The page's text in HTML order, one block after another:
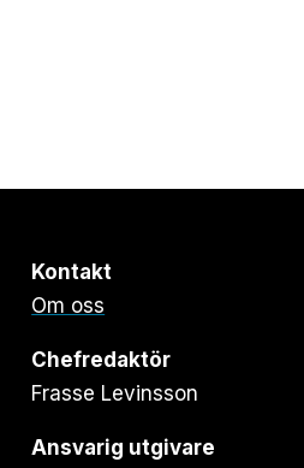
Kontakt
Om oss
Chefredaktör
Frasse Levinsson
Ansvarig utgivare